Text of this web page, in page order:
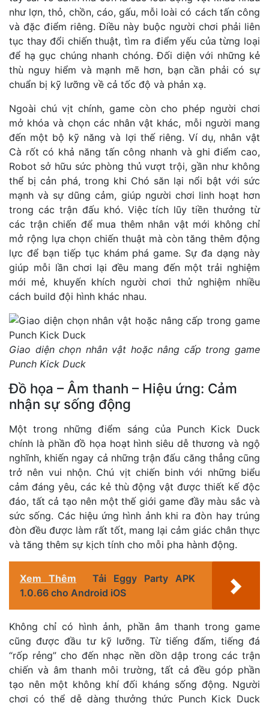
như lợn, thỏ, chồn, cáo, gấu, mỗi loài có cách tấn công
và đặc điểm riêng. Điều này buộc người chơi phải liên
tục thay đổi chiến thuật, tìm ra điểm yếu của từng loại
để hạ gục chúng nhanh chóng. Đối diện với những kẻ
thù nguy hiểm và mạnh mẽ hơn, bạn cần phải có sự
chuẩn bị kỹ lưỡng về cả tốc độ và phản xạ.
Ngoài chú vịt chính, game còn cho phép người chơi
mở khóa và chọn các nhân vật khác, mỗi người mang
đến một bộ kỹ năng và lợi thế riêng. Ví dụ, nhân vật
Cà rốt có khả năng tấn công nhanh và ghi điểm cao,
Robot sở hữu sức phòng thủ vượt trội, gần như không
thể bị cản phá, trong khi Chó săn lại nổi bật với sức
mạnh và sự dũng cảm, giúp người chơi linh hoạt hơn
trong các trận đấu khó. Việc tích lũy tiền thưởng từ
các trận chiến để mua thêm nhân vật mới không chỉ
mở rộng lựa chọn chiến thuật mà còn tăng thêm động
lực để bạn tiếp tục khám phá game. Sự đa dạng này
giúp mỗi lần chơi lại đều mang đến một trải nghiệm
mới mẻ, khuyến khích người chơi thử nghiệm nhiều
cách build đội hình khác nhau.
Giao diện chọn nhân vật hoặc nâng cấp trong game
Punch Kick Duck
Đồ họa – Âm thanh – Hiệu ứng: Cảm
nhận sự sống động
Một trong những điểm sáng của Punch Kick Duck
chính là phần đồ họa hoạt hình siêu dễ thương và ngộ
nghĩnh, khiến ngay cả những trận đấu căng thẳng cũng
trở nên vui nhộn. Chú vịt chiến binh với những biểu
cảm đáng yêu, các kẻ thù động vật được thiết kế độc
đáo, tất cả tạo nên một thế giới game đầy màu sắc và
sức sống. Các hiệu ứng hình ảnh khi ra đòn hay trúng
đòn đều được làm rất tốt, mang lại cảm giác chân thực
và tăng thêm sự kịch tính cho mỗi pha hành động.
Xem Thêm
Tải Eggy Party APK
1.0.66 cho Android iOS
Không chỉ có hình ảnh, phần âm thanh trong game
cũng được đầu tư kỹ lưỡng. Từ tiếng đấm, tiếng đá
“rốp rẻng” cho đến nhạc nền dồn dập trong các trận
chiến và âm thanh môi trường, tất cả đều góp phần
tạo nên một không khí đối kháng sống động. Người
chơi có thể dễ dàng thưởng thức Punch Kick Duck